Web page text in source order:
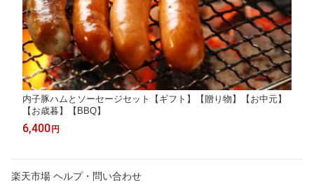
内子豚ハムとソーセージセット【ギフト】【贈り物】【お中元】
【お歳暮】【BBQ】
6,400 円
楽天市場 ヘルプ・問い合わせ